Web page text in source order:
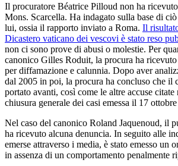
Il procuratore Béatrice Pilloud non ha
Mons. Scarcella. Ha indagato sulla base di
lui, ossia il rapporto inviato a Roma. Il
Dicastero vaticano dei vescovi è stato reso
non ci sono prove di abusi o molestie. Per
canonico Gilles Roduit, la procura ha
per diffamazione e calunnia. Dopo aver
dal 2005 in poi, la procura ha concluso che il
portato avanti, così come le altre accuse
chiusura generale dei casi emessa il 17
Nel caso del canonico Roland Jaquenoud, il
ha ricevuto alcuna denuncia. In seguito alle
emerse attraverso i media, è stato emesso un
in assenza di un comportamento penalmente